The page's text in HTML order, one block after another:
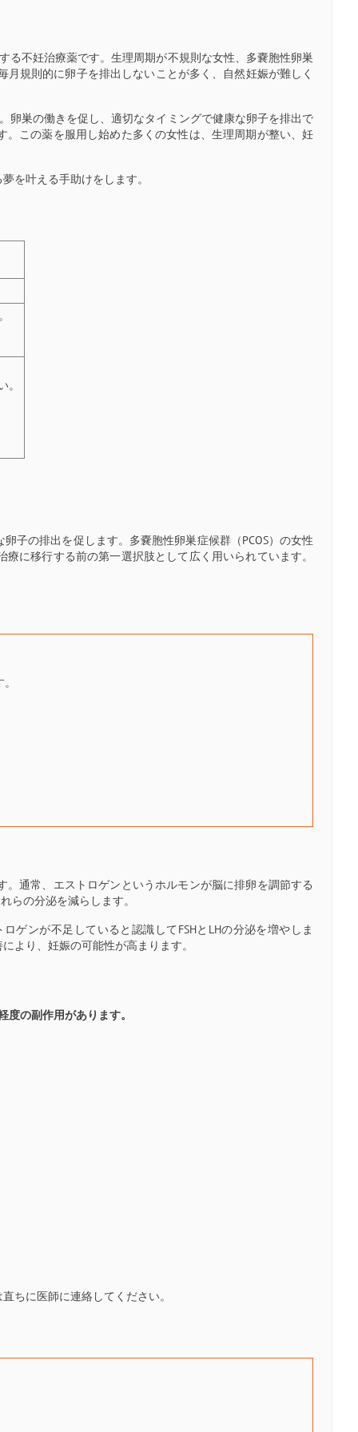
る不妊治療薬です。生理周期が不規則な女性、多嚢胞性卵巣
規則的に卵子を排出しないことが多く、自然妊娠が難しく
卵巣の働きを促し、適切なタイミングで健康な卵子を排出で
この薬を服用し始めた多くの女性は、生理周期が整い、妊
を叶える手助けをします。
子の排出を促します。多嚢胞性卵巣症候群（PCOS）の女性
に移行する前の第一選択肢として広く用いられています。
通常、エストロゲンというホルモンが脳に排卵を調節する
らの分泌を減らします。
ゲンが不足していると認識してFSHとLHの分泌を増やしま
より、妊娠の可能性が高まります。
の副作用があります。
ちに医師に連絡してください。